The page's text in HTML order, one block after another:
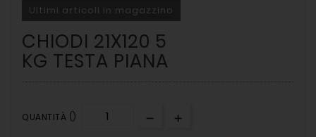
Ultimi articoli in magazzino
CHIODI 21X120 5
KG TESTA PIANA
QUANTITÀ ()